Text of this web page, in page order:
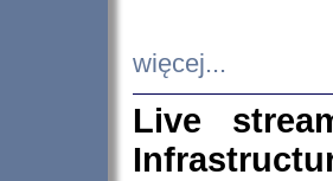
więcej...
Live